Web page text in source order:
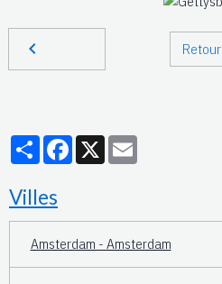
Retour
PartagerFacebook
X
Villes
Amsterdam - Amsterdam